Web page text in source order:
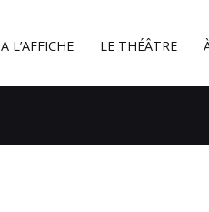
A L’AFFICHE LE THÉÂTRE